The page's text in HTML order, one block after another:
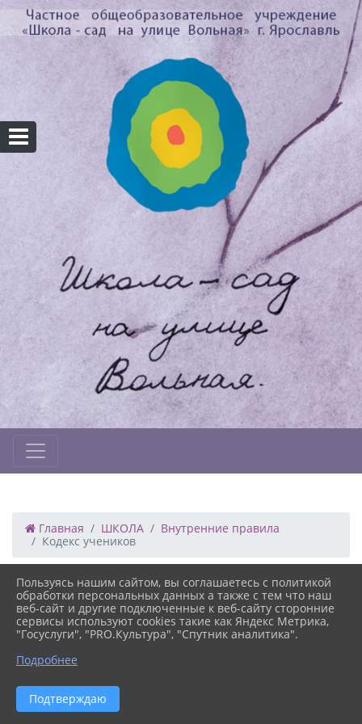
Главная ШКОЛА
Внутренние правила
Кодекс учеников
15.03.2021 11:11 230
КОДЕКС УЧЕНИКОВ
Ни один ребенок на Земле не похож на другого. У
каждого свои внешность, характер, способности,
окружение. Это делает его уникальной и неповторимой
личностью. В то же время по своей человеческой
одинаково ценны. Каждый ребенок, подобно всем другим
людям на свете, в полной мере наделен человеческим
Пользуясь нашим сайтом, вы соглашаетесь с политикой
обработки персональных данных а также с тем что наш
веб-сайт и другие подключенные к веб-сайту сторонние
сервисы используют cookies такие как Яндекс Метрика,
"Госуслуги", "PRO.Культура", "Спутник аналитика".
Подробнее
Подтверждаю